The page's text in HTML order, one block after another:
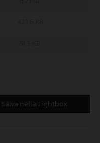
Salva nella Lightbox